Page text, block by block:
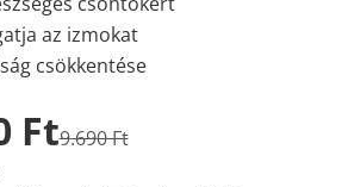
az izmokat
csökkentése
Ft9.690 Ft